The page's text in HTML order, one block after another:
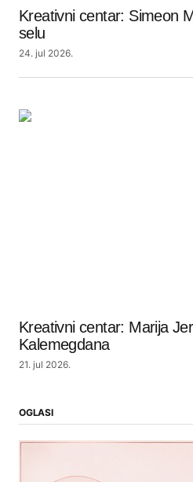
Kreativni centar: Simeon
selu
24. jul 2026.
Kreativni centar: Marija
Kalemegdana
21. jul 2026.
OGLASI